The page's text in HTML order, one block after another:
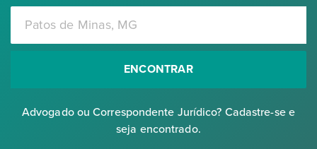
ENCONTRAR
Advogado ou Correspondente Jurídico? Cadastre-se e
seja encontrado.